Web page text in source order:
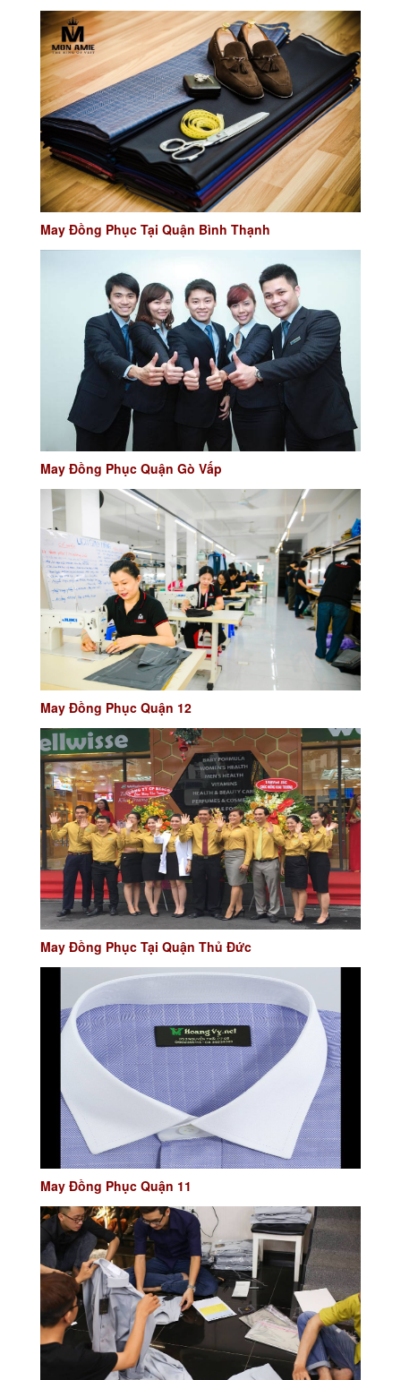
May Đồng Phục Tại Quận Bình Thạnh
May Đồng Phục Quận Gò Vấp
May Đồng Phục Quận 12
May Đồng Phục Tại Quận Thủ Đức
May Đồng Phục Quận 11